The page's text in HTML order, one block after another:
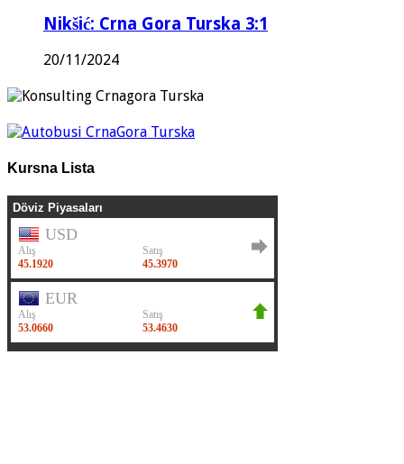
Nikšić: Crna Gora Turska 3:1
20/11/2024
Kursna Lista